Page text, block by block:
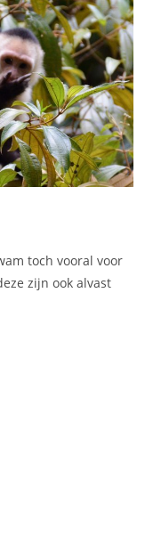
toch vooral voor
zijn ook alvast